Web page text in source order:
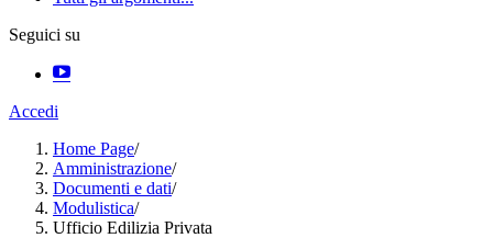
Seguici su
Accedi
Home Page/
Amministrazione/
Documenti e dati/
Modulistica/
Ufficio Edilizia Privata